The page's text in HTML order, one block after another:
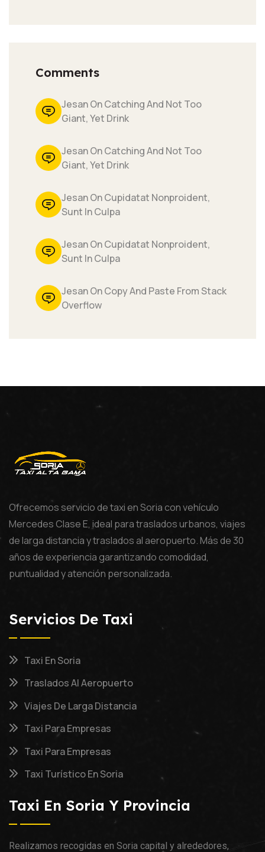
Comments
Jesan On Catching And Not Too
Giant, Yet Drink
Jesan On Catching And Not Too
Giant, Yet Drink
Jesan On Cupidatat Nonproident,
Sunt In Culpa
Jesan On Cupidatat Nonproident,
Sunt In Culpa
Jesan On Copy And Paste From Stack
Overflow
Ofrecemos servicio de taxi en Soria con vehículo
Mercedes Clase E, ideal para traslados urbanos, viajes
de larga distancia y traslados al aeropuerto. Más de 30
años de experiencia garantizando comodidad,
puntualidad y atención personalizada.
Servicios De Taxi
Taxi En Soria
Traslados Al Aeropuerto
Viajes De Larga Distancia
Taxi Para Empresas
Taxi Para Empresas
Taxi Turístico En Soria
Taxi En Soria Y Provincia
Realizamos recogidas en Soria capital y alrededores,